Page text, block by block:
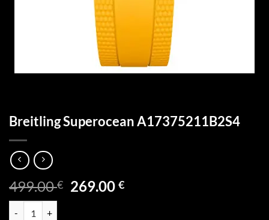
Breitling Superocean A17375211B2S4
499.00€ Ursprünglicher
269.00€Aktueller